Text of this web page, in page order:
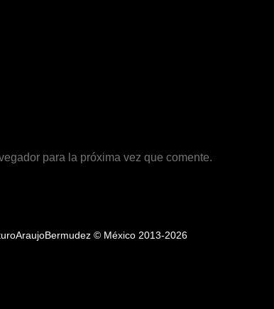
para la próxima vez que comente.
© México 2013-2026